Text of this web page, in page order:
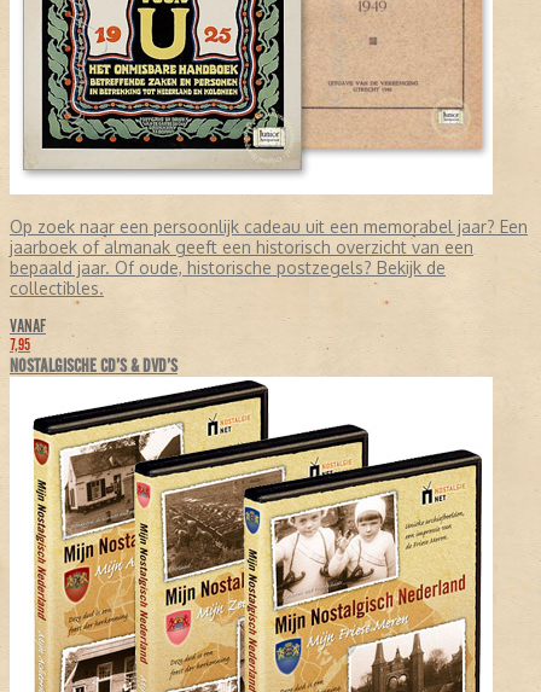
Op zoek naar een persoonlijk cadeau uit een memorabel jaar? Een
jaarboek of almanak geeft een historisch overzicht van een
bepaald jaar. Of oude, historische postzegels? Bekijk de
collectibles.
VANAF
7,95
NOSTALGISCHE CD’S & DVD’S